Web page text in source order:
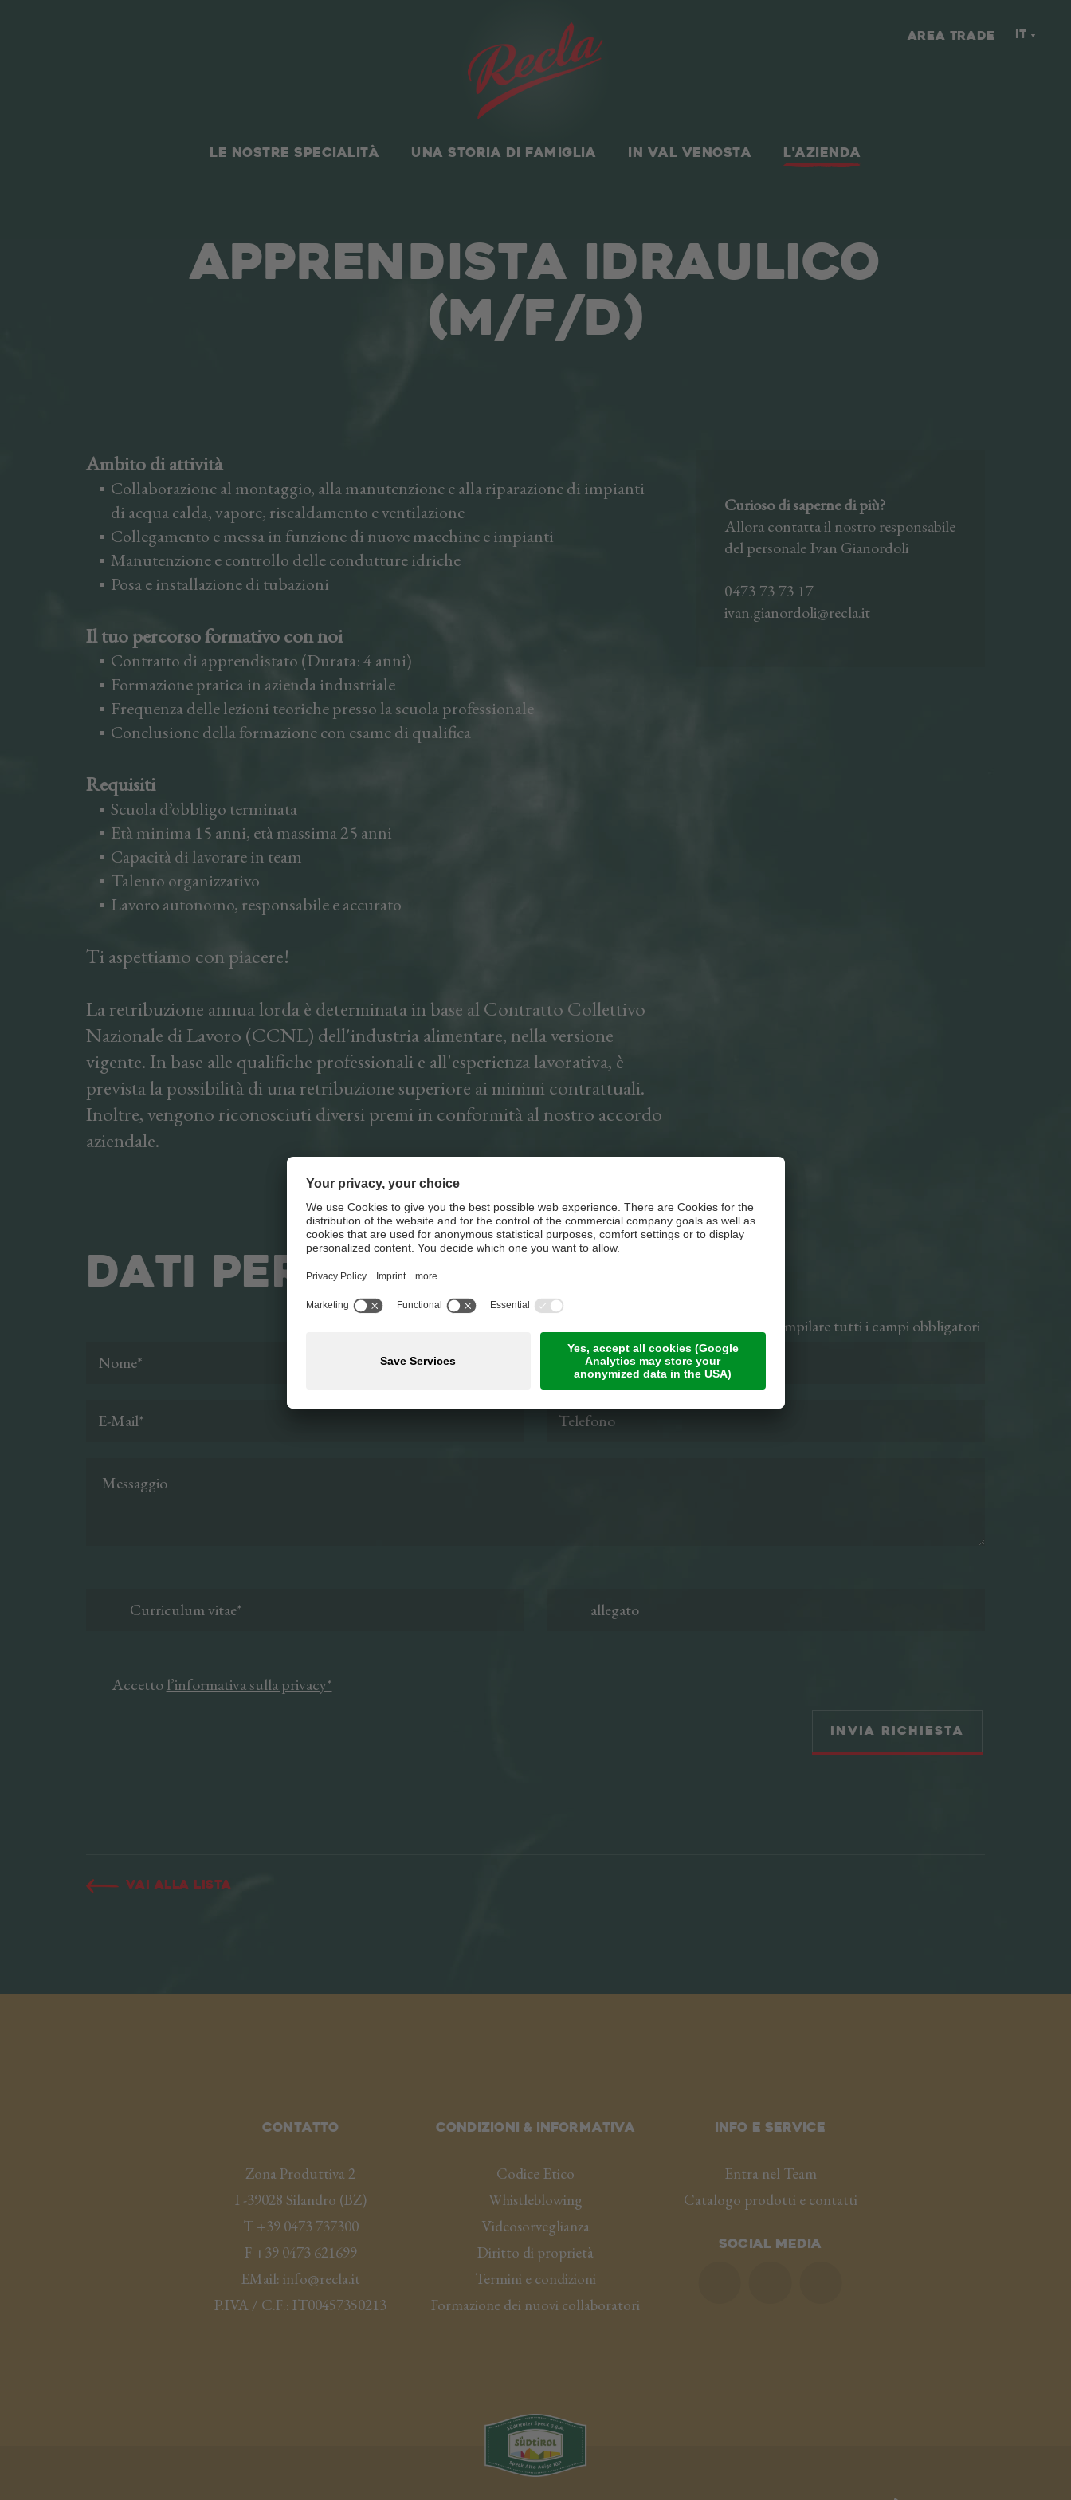
AREA TRADE IT
LE NOSTRE SPECIALITÀ UNA STORIA DI FAMIGLIA IN VAL VENOSTA L'AZIENDA
APPRENDISTA IDRAULICO
(M/F/D)
Ambito di attività
Collaborazione al montaggio, alla manutenzione e alla riparazione di impianti
di acqua calda, vapore, riscaldamento e ventilazione
Collegamento e messa in funzione di nuove macchine e impianti
Manutenzione e controllo delle condutture idriche
Posa e installazione di tubazioni
Il tuo percorso formativo con noi
Contratto di apprendistato (Durata: 4 anni)
Formazione pratica in azienda industriale
Frequenza delle lezioni teoriche presso la scuola professionale
Conclusione della formazione con esame di qualifica
Requisiti
Scuola d’obbligo terminata
Età minima 15 anni, età massima 25 anni
Capacità di lavorare in team
Talento organizzativo
Lavoro autonomo, responsabile e accurato
Ti aspettiamo con piacere!
La retribuzione annua lorda è determinata in base al Contratto Collettivo
Nazionale di Lavoro (CCNL) dell'industria alimentare, nella versione
vigente. In base alle qualifiche professionali e all'esperienza lavorativa, è
prevista la possibilità di una retribuzione superiore ai minimi contrattuali.
Inoltre, vengono riconosciuti diversi premi in conformità al nostro accordo
aziendale.
Curioso di saperne di più?
Allora contatta il nostro responsabile
del personale Ivan Gianordoli
0473 73 73 17
ivan.gianordoli@recla.it
Dati personali
*Prego compilare tutti i campi obbligatori
Curriculum vitae* allegato
Accettol’informativa sulla privacy*
Invia richiesta
Vai alla lista
Contatto
Zona Produttiva 2
I -39028 Silandro (BZ)
T +39 0473 737300
F +39 0473 621699
EMail:info@recla.it
P.IVA / C.F.:IT00457350213
Condizioni & informativa
Codice Etico
Whistleblowing
Videosorveglianza
Diritto di proprietà
Termini e condizioni
Formazione dei nuovi collaboratori
Info e service
Entra nel Team
Catalogo prodotti e contatti
SOCIAL MEDIA